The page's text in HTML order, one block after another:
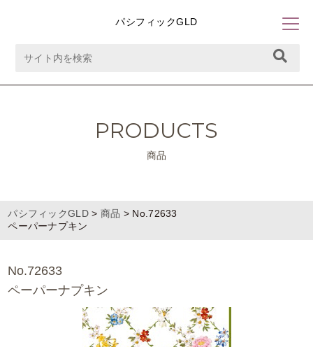
パシフィックGLD
PRODUCTS
商品
パシフィックGLD> 商品 > No.72633
ペーパーナプキン
No.72633
ペーパーナプキン